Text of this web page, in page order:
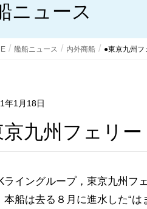
ニュース
艦船ニュース 内外商船 ●東京九州フ
年1月18日
京九州フェリ
イングループ，東京九州フ
本船は去る８月に進水した“